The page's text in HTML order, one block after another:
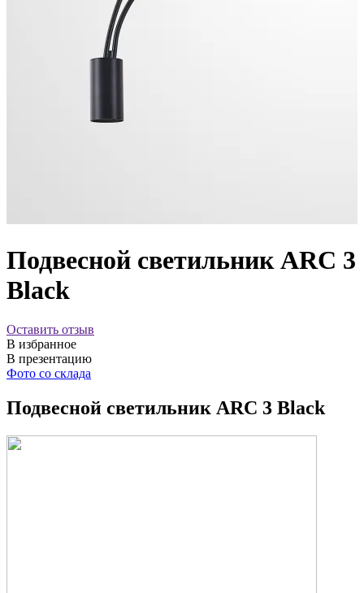
Подвесной светильник ARC 3
Black
Оставить отзыв
В избранное
В презентацию
Фото со склада
Подвесной светильник ARC 3 Black